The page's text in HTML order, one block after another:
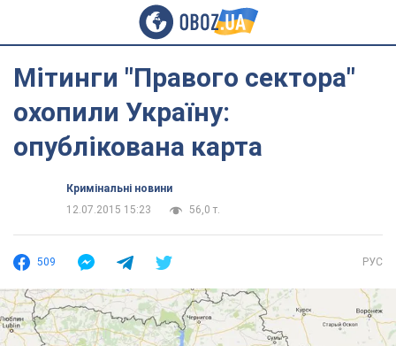
Мітинги "Правого сектора"
охопили Україну:
опублікована карта
Кримінальні новини
12.07.2015 15:23
56,0 т.
509 РУС